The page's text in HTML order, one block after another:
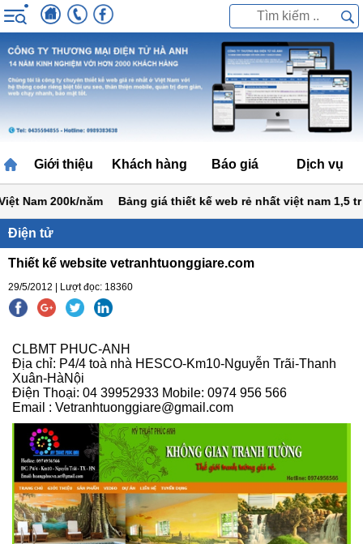
Giới thiệu Khách hàng Báo giá Dịch vụ
Nam 200k/năm Bảng giá thiết kế web rẻ nhất việt nam 1,5 tr
Điện tử
Thiết kế website vetranhtuonggiare.com
29/5/2012 | Lượt đọc: 18360
CLBMT PHUC-ANH
Địa chỉ: P4/4 toà nhà HESCO-Km10-Nguyễn Trãi-Thanh
Xuân-HàNội
Điện Thoại: 04 39952933 Mobile: 0974 956 566
Email : Vetranhtuonggiare@gmail.com